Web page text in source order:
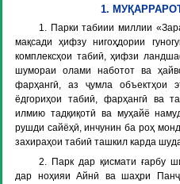
1.
1. Парки табиии миллии
мақсади ҳифзу нигоҳдории
комплексҳои табиӣ, ҳифзи
шумораи олами наботот ва
фарҳангӣ, аз ҷумла объектҳои
ёдгориҳои табиӣ, фарҳангӣ ва
илмию тадқиқотӣ ва муҳайё
рушди сайёҳӣ, инчунин ба роҳ
захираҳои табиӣ ташкил карда
2. Парк дар қисмати ғарбу
дар ноҳияи Айнӣ ва шаҳри